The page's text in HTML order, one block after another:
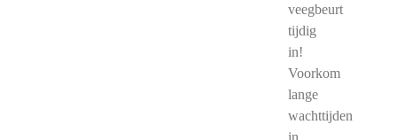
veegbeurt
tijdig
in!
Voorkom
lange
wachttijden
in